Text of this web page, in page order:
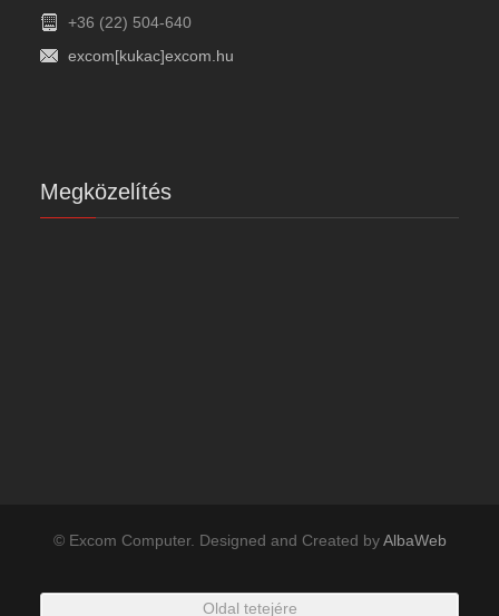
+36 (22) 504-640
excom[kukac]excom.hu
Megközelítés
© Excom Computer. Designed and Created byAlbaWeb
Oldal tetejére